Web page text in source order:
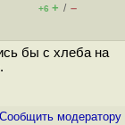
+6 + / –
бы с хлеба на
Cообщить модератору